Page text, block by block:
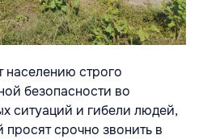
населению строго
безопасности во
ситуаций и гибели людей,
срочно звонить в